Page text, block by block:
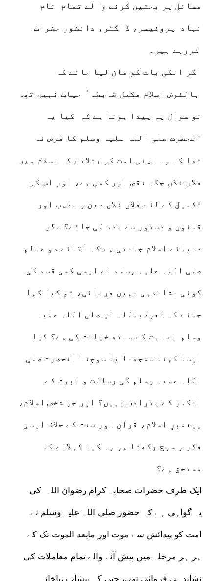
مسائل پر بحثین کرنے والے تمام نام
نہاد پروفیسر، ڈاکٹر، دانشور حضرات
کررہے ہیں۔
بالفرض اسلام مکمل ضابطہٴ حیات نہیں تھا
تو سوال یہ پیدا ہوتا ہے کہ کیا یہ
آنحضرت صلی اللہ علیہ وسلم کا فرض نہ
تھا کہ وہ اپنی امت کو بتلاتے کہ اسلام میں
فلاں فلاں جگہ نقص اور کمی ہے، اور اس کی
تکمیل کے لئے فلاں فلاں دین و مذہب اور
قانون و دستور سے مدد لی جائے؟ مگر
دنیائے اسلام جانتی ہے کہ آقائے دو عالم
صلی اللہ علیہ وسلم نے ایسی کسی قسم کی
کوئی نشاندہی نہیں فرمائی، تو کیا کہا
جائے کہ نعوذباللہ آپ صلی اللہ علیہ
وسلم نے امت کے ساتھ خیانت کی ہے؟ کیا
ایسا کہنا سمجھنا یا سوچنا آنحضرت صلی
اللہ علیہ وسلم کی رسالت و نبوت کے
انکار کے مترادف نہیں؟ اور جو شخص اسلام،
پیغمبرِ اسلام، قرآن اور سنت کے خلاف ایسی
فکر و سوچ رکھتا ہو وہ کیا کہلانے کا
مستحق ہے؟
یہ گواہی ہے کہ حضور صلی اللہ علیہ وسلم نے
امت کو پیدائش سے موت اور مابعد الموت تک کے
ہر ہر مرحلہ میں پیش آنے والے تمام معاملات کی
نشاندہی فرمائی تھی، حتی کہ پیشاب ،پاخانہ